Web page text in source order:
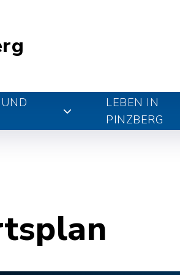
LEBEN IN
PINZBERG